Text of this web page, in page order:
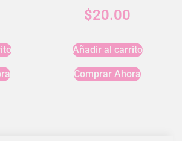
$20.00
Añadir al carrito
Comprar Ahora